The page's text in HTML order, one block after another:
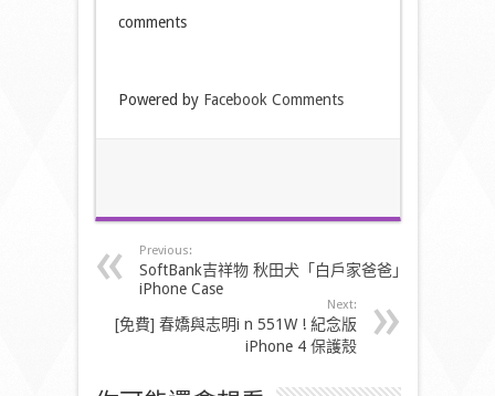
comments
Powered by Facebook Comments
Previous:
SoftBank吉祥物 秋田犬「白戶家爸爸」
iPhone Case
Next:
[免費] 春嬌與志明i n 551W ! 紀念版
iPhone 4 保護殼